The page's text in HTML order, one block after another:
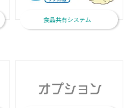
食品共有システム